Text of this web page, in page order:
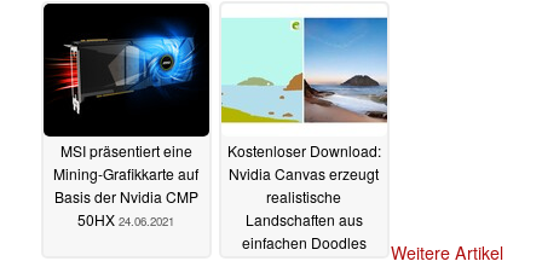
MSI präsentiert eine
Mining-Grafikkarte auf
Basis der Nvidia CMP
50HX 24.06.2021
Kostenloser Download:
Nvidia Canvas erzeugt
realistische
Landschaften aus
einfachen Doodles
Weitere Artikel